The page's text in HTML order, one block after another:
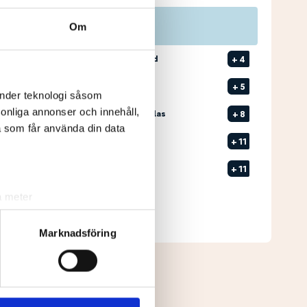
Om
teknologi såsom
annonser och innehåll,
får använda din data
meter
. Du kan ändra
information från din enhet
Marknadsföring
ALVETOFT, Arvid + 4
+ 5
3 LINDEBLAD, Niklas + 8
+11
+11